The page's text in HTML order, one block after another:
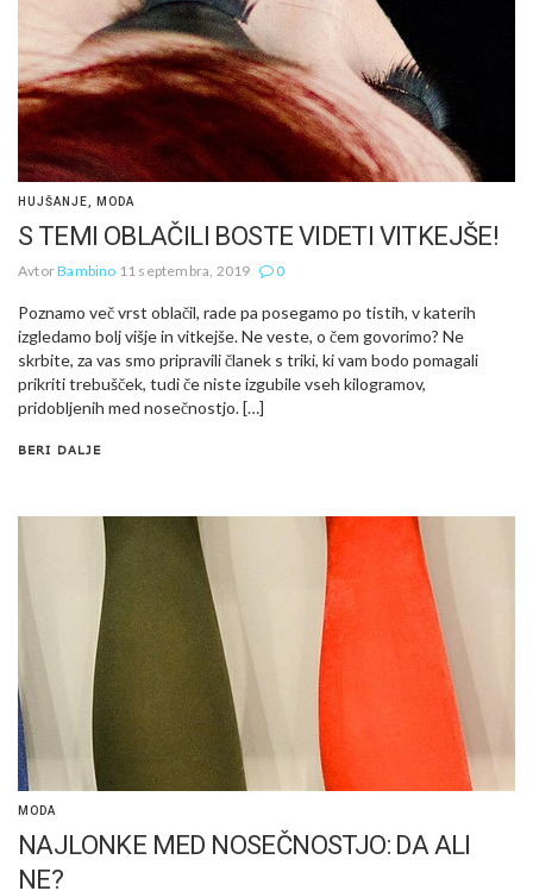
HUJŠANJE MODA
S TEMI OBLAČILI BOSTE VIDETI VITKEJŠE!
AvtorBambino 11 septembra, 2019 0
Poznamo več vrst oblačil, rade pa posegamo po tistih, v katerih
izgledamo bolj višje in vitkejše. Ne veste, o čem govorimo? Ne
skrbite, za vas smo pripravili članek s triki, ki vam bodo pomagali
prikriti trebušček, tudi če niste izgubile vseh kilogramov,
pridobljenih med nosečnostjo. […]
BERI DALJE
MODA
NAJLONKE MED NOSEČNOSTJO: DA ALI
NE?